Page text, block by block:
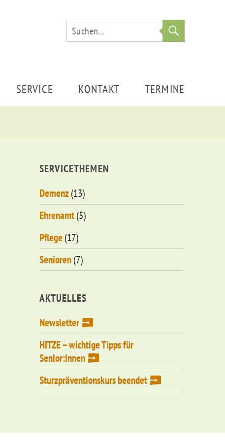
SERVICE KONTAKT TERMINE
SERVICETHEMEN
Demenz(13)
Ehrenamt(5)
Pflege(17)
Senioren(7)
AKTUELLES
Newsletter
HITZE – wichtige Tipps für
Senior:innen
Sturzpräventionskurs beendet